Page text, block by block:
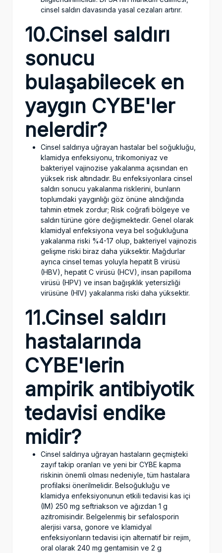
cinsel saldırı davasında yasal cezaları artırır.
10.Cinsel saldırı
sonucu
bulaşabilecek en
yaygın CYBE'ler
nelerdir?
Cinsel saldırıya uğrayan hastalar bel soğukluğu,
klamidya enfeksiyonu, trikomoniyaz ve
bakteriyel vajinozise yakalanma açısından en
yüksek risk altındadır. Bu enfeksiyonlara cinsel
saldırı sonucu yakalanma risklerini, bunların
toplumdaki yaygınlığı göz önüne alındığında
tahmin etmek zordur; Risk coğrafi bölgeye ve
saldırı türüne göre değişmektedir. Genel olarak
klamidyal enfeksiyona veya bel soğukluğuna
yakalanma riski %4-17 olup, bakteriyel vajinozis
gelişme riski biraz daha yüksektir. Mağdurlar
ayrıca cinsel temas yoluyla hepatit B virüsü
(HBV), hepatit C virüsü (HCV), insan papilloma
virüsü (HPV) ve insan bağışıklık yetersizliği
virüsüne (HIV) yakalanma riski daha yüksektir.
11.Cinsel saldırı
hastalarında
CYBE'lerin
ampirik antibiyotik
tedavisi endike
midir?
Cinsel saldırıya uğrayan hastaların geçmişteki
zayıf takip oranları ve yeni bir CYBE kapma
riskinin önemli olması nedeniyle, tüm hastalara
profilaksi önerilmelidir. Belsoğukluğu ve
klamidya enfeksiyonunun etkili tedavisi kas içi
(IM) 250 mg seftriakson ve ağızdan 1 g
azitromisindir. Belgelenmiş bir sefalosporin
alerjisi varsa, gonore ve klamidyal
enfeksiyonların tedavisi için alternatif bir rejim,
oral olarak 240 mg gentamisin ve 2 g